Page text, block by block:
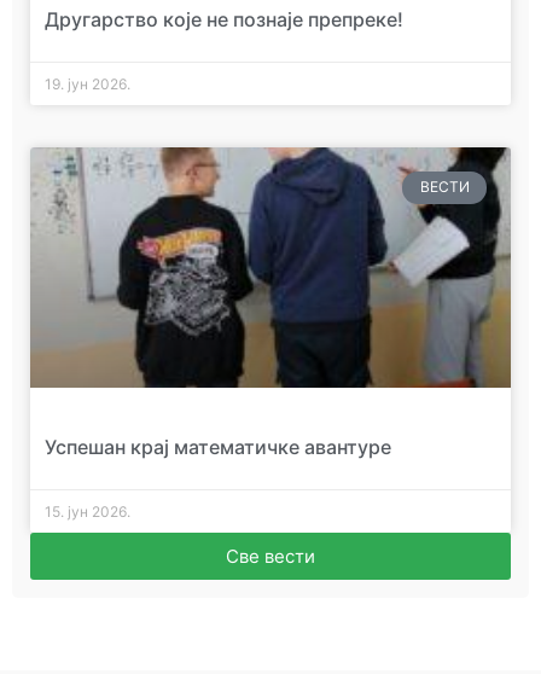
Другарство које не познаје препреке!
19. јун 2026.
ВЕСТИ
Успешан крај математичке авантуре
15. јун 2026.
Све вести